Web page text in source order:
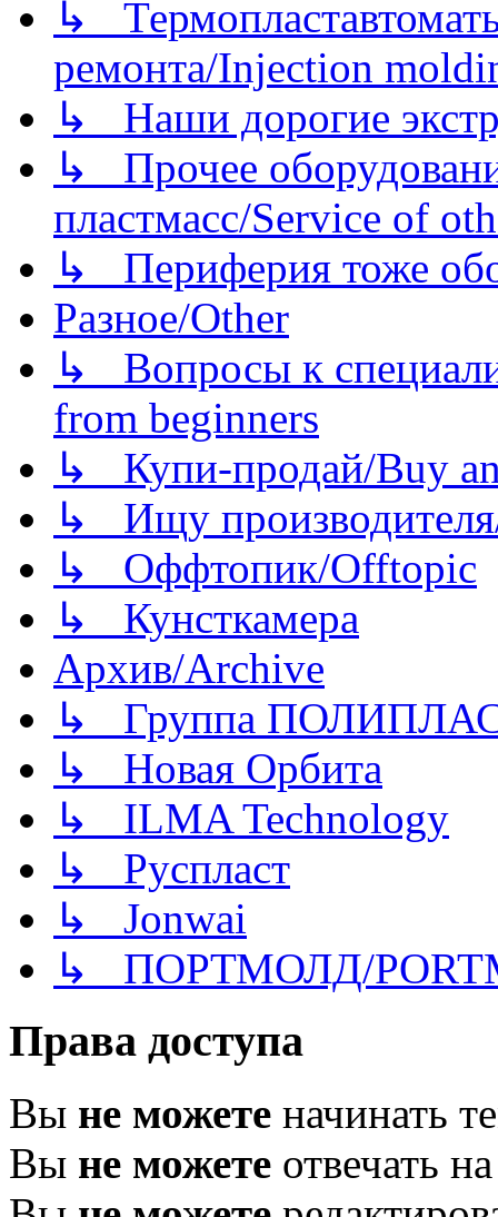
↳
ремонта/Injection
↳ Наши дорогие
↳ Прочее
пластмасс/Service of
↳ Периферия тоже
Разное/Other
↳ Вопросы к
from beginners
↳ Купи-продай/Buy
↳ Ищу
↳ Оффтопик/Offtopic
↳ Кунсткамера
Архив/Archive
↳ Группа
↳ Новая Орбита
↳ ILMA Technology
↳ Руспласт
↳ Jonwai
↳ ПОРТМОЛД/
Права доступа
Вы не можете начинать
Вы не можете отвечать